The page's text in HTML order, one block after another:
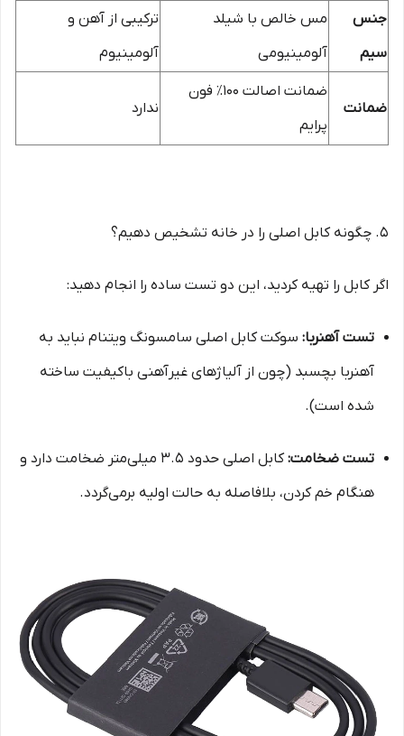
جنس
سیم
مس خالص با شیلد
آلومینیومی
ترکیبی از آهن و
آلومینیوم
ضمانت
ضمانت اصالت ۱۰۰٪ فون
پرایم
ندارد
5. چگونه کابل اصلی را در خانه تشخیص دهیم؟
اگر کابل را تهیه کردید، این دو تست ساده را انجام دهید:
تست آهنربا: سوکت کابل اصلی سامسونگ ویتنام نباید به
آهنربا بچسبد (چون از آلیاژهای غیرآهنی باکیفیت ساخته
شده است).
تست ضخامت:
کابل اصلی حدود ۳.۵ میلی‌متر ضخامت دارد و
هنگام خم کردن، بلافاصله به حالت اولیه برمی‌گردد.